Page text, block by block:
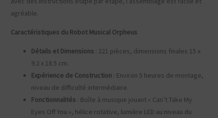
agréable.
Caractéristiques du Robot Musical Orpheus
Détails et Dimensions : 221 pièces, dimensions finales 15 x
9.2 x 18.5 cm.
Expérience de Construction : Environ 5 heures de montage,
niveau de difficulté intermédiaire.
Fonctionnalités : Boîte à musique jouant « Can’t Take My
Eyes Off You », hélice rotative, lumière LED au niveau du